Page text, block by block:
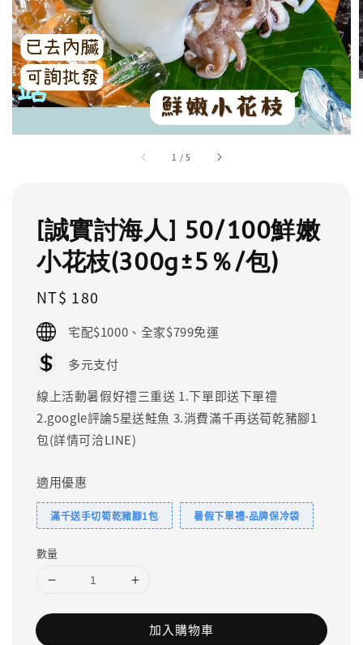
1 /5
[誠實討海人] 50/100鮮嫩
小花枝(300g±5％/包)
Regular
price
NT$ 180
宅配$1000、全家$799免運
多元支付
線上活動暑假好禮三重送 1.下單即送下單禮
2.google評論5星送鮭魚 3.消費滿千再送筍乾豬腳1
包(詳情可洽LINE)
適用優惠
滿千送手切筍乾豬腳1包 暑假下單禮-品牌保冷袋
數量
加入購物車